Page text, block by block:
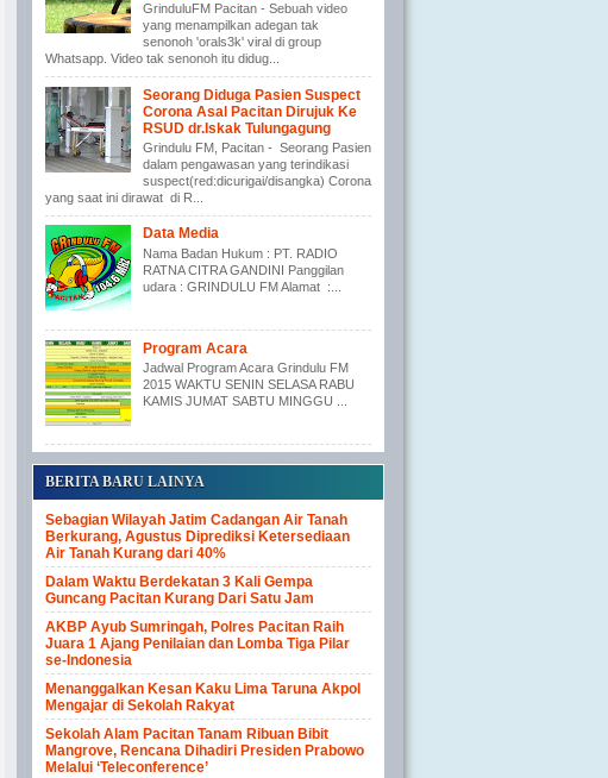
GrinduluFM Pacitan - Sebuah video
yang menampilkan adegan tak
senonoh 'orals3k' viral di group
Whatsapp. Video tak senonoh itu didug...
Seorang Diduga Pasien Suspect
Corona Asal Pacitan Dirujuk Ke
RSUD dr.Iskak Tulungagung
Grindulu FM, Pacitan - Seorang Pasien
dalam pengawasan yang terindikasi
suspect(red:dicurigai/disangka) Corona
yang saat ini dirawat di R...
Data Media
Nama Badan Hukum : PT. RADIO
RATNA CITRA GANDINI Panggilan
udara : GRINDULU FM Alamat :...
Program Acara
Jadwal Program Acara Grindulu FM
2015 WAKTU SENIN SELASA RABU
KAMIS JUMAT SABTU MINGGU ...
BERITA BARU LAINYA
Sebagian Wilayah Jatim Cadangan Air Tanah
Berkurang, Agustus Diprediksi Ketersediaan
Air Tanah Kurang dari 40%
Dalam Waktu Berdekatan 3 Kali Gempa
Guncang Pacitan Kurang Dari Satu Jam
AKBP Ayub Sumringah, Polres Pacitan Raih
Juara 1 Ajang Penilaian dan Lomba Tiga Pilar
se-Indonesia
Menanggalkan Kesan Kaku Lima Taruna Akpol
Mengajar di Sekolah Rakyat
Sekolah Alam Pacitan Tanam Ribuan Bibit
Mangrove, Rencana Dihadiri Presiden Prabowo
Melalui ‘Teleconference’